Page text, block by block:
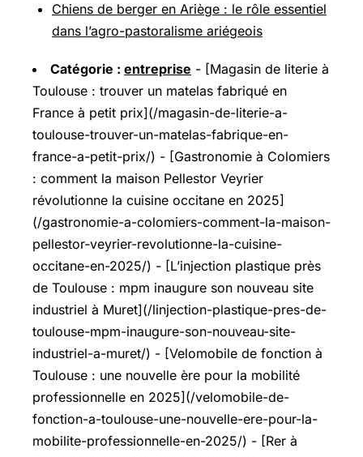
Chiens de berger en Ariège : le rôle essentiel
dans l’agro-pastoralisme ariégeois
Catégorie : entreprise - [Magasin de literie à
Toulouse : trouver un matelas fabriqué en
France à petit prix](/magasin-de-literie-a-
toulouse-trouver-un-matelas-fabrique-en-
france-a-petit-prix/) - [Gastronomie à Colomiers
: comment la maison Pellestor Veyrier
révolutionne la cuisine occitane en 2025]
(/gastronomie-a-colomiers-comment-la-maison-
pellestor-veyrier-revolutionne-la-cuisine-
occitane-en-2025/) - [L’injection plastique près
de Toulouse : mpm inaugure son nouveau site
industriel à Muret](/linjection-plastique-pres-de-
toulouse-mpm-inaugure-son-nouveau-site-
industriel-a-muret/) - [Velomobile de fonction à
Toulouse : une nouvelle ère pour la mobilité
professionnelle en 2025](/velomobile-de-
fonction-a-toulouse-une-nouvelle-ere-pour-la-
mobilite-professionnelle-en-2025/) - [Rer à